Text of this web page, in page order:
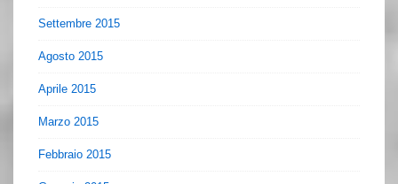
Settembre 2015
Agosto 2015
Aprile 2015
Marzo 2015
Febbraio 2015